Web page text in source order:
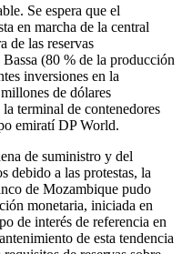
Se espera que el
en marcha de la central
de las reservas
(80 % de la producción
inversiones en la
de dólares
terminal de contenedores
emiratí DP World.
de suministro y del
debido a las protestas, la
de Mozambique pudo
monetaria, iniciada en
de interés de referencia en
de esta tendencia